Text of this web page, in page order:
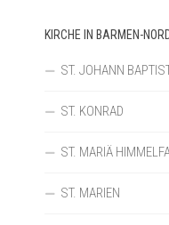
KIRCHE IN BARMEN-
ST. JOHANN
ST. KONRAD
ST. MARIÄ
ST. MARIEN